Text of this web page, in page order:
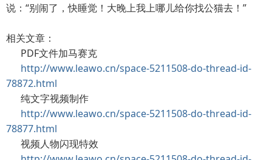
说：“别闹了，快睡觉！大晚上我上哪儿给你找公猫去！”
相关文章：
PDF文件加马赛克
http://www.leawo.cn/space-5211508-do-thread-id-
78872.html
纯文字视频制作
http://www.leawo.cn/space-5211508-do-thread-id-
78877.html
视频人物闪现特效